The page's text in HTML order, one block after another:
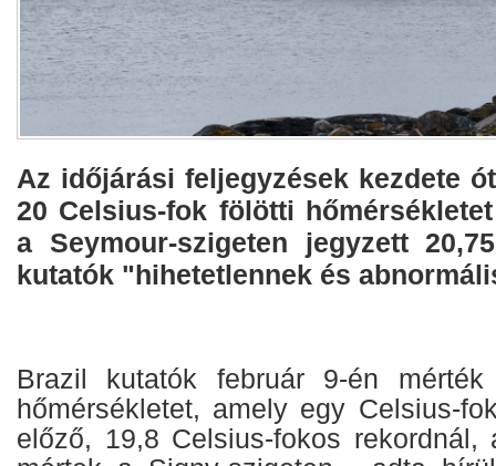
Az időjárási feljegyzések kezdete
20 Celsius-fok fölötti
a Seymour-szigeten jegyzett
kutatók "hihetetlennek és
Brazil kutatók február 9-én
hőmérsékletet, amely egy Celsius-
előző, 19,8 Celsius-fokos rekordnál,